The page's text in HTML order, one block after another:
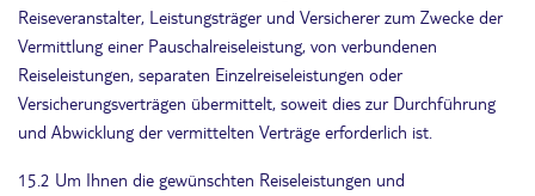
Reiseveranstalter, Leistungsträger und Versicherer zum Zwecke der
Vermittlung einer Pauschalreiseleistung, von verbundenen
Reiseleistungen, separaten Einzelreiseleistungen oder
Versicherungsverträgen übermittelt, soweit dies zur Durchführung
und Abwicklung der vermittelten Verträge erforderlich ist.
15.2 Um Ihnen die gewünschten Reiseleistungen und